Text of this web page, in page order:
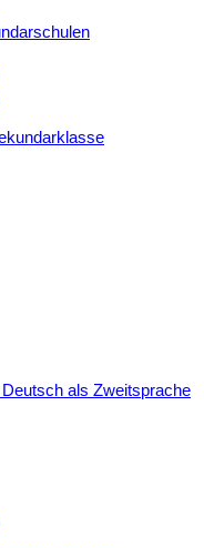
als Zweitsprache